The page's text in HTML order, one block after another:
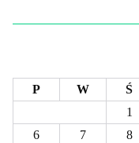
P
W Ś
1
6
7 8